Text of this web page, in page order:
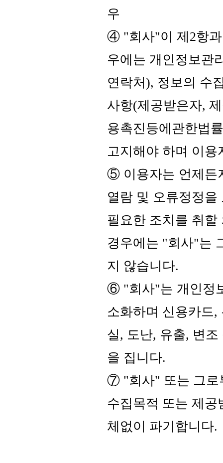
우
④ "회사"이 제2항과
우에는 개인정보관
연락처), 정보의 수
사항(제공받은자,
용촉진등에관한법
고지해야 하며 이
⑤ 이용자는 언제든
열람 및 오류정정
필요한 조치를 취
경우에는 "회사"는
지 않습니다.
⑥ "회사"는 개인정
소화하며 신용카드
실, 도난, 유출, 변
을 집니다.
⑦ "회사" 또는 그로
수집목적 또는 제
체없이 파기합니다.